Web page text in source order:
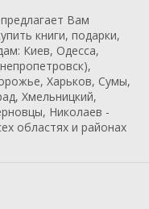
Вам
книги, подарки,
Киев, Одесса,
Харьков, Сумы,
Хмельницкий,
Николаев -
областях и районах